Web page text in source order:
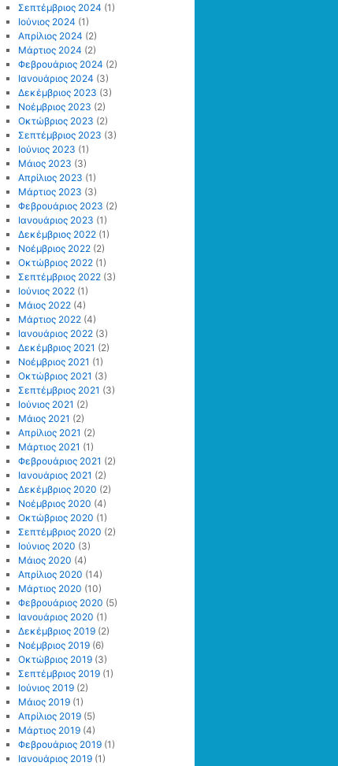
Σεπτέμβριος 2024 (1)
Ιούνιος 2024 (1)
Απρίλιος 2024 (2)
Μάρτιος 2024 (2)
Φεβρουάριος 2024 (2)
Ιανουάριος 2024 (3)
Δεκέμβριος 2023 (3)
Νοέμβριος 2023 (2)
Οκτώβριος 2023 (2)
Σεπτέμβριος 2023 (3)
Ιούνιος 2023 (1)
Μάιος 2023 (3)
Απρίλιος 2023 (1)
Μάρτιος 2023 (3)
Φεβρουάριος 2023 (2)
Ιανουάριος 2023 (1)
Δεκέμβριος 2022(1)
Νοέμβριος 2022(2)
Οκτώβριος 2022(1)
Σεπτέμβριος 2022(3)
Ιούνιος 2022(1)
Μάιος 2022(4)
Μάρτιος 2022(4)
Ιανουάριος 2022(3)
Δεκέμβριος 2021 (2)
Νοέμβριος 2021 (1)
Οκτώβριος 2021 (3)
Σεπτέμβριος 2021 (3)
Ιούνιος 2021 (2)
Μάιος 2021 (2)
Απρίλιος 2021 (2)
Μάρτιος 2021 (1)
Φεβρουάριος 2021 (2)
Ιανουάριος 2021 (2)
Δεκέμβριος 2020 (2)
Νοέμβριος 2020 (4)
Οκτώβριος 2020 (1)
Σεπτέμβριος 2020 (2)
Ιούνιος 2020 (3)
Μάιος 2020 (4)
Απρίλιος 2020 (14)
Μάρτιος 2020 (10)
Φεβρουάριος 2020 (5)
Ιανουάριος 2020 (1)
Δεκέμβριος 2019(2)
Νοέμβριος 2019(6)
Οκτώβριος 2019(3)
Σεπτέμβριος 2019(1)
Ιούνιος 2019(2)
Μάιος 2019(1)
Απρίλιος 2019(5)
Μάρτιος 2019(4)
Φεβρουάριος 2019(1)
Ιανουάριος 2019(1)